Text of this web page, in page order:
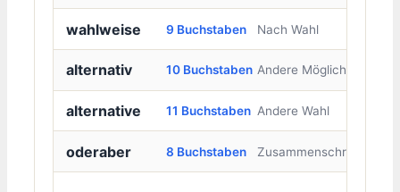
wahlweise 9 Buchstaben Nach Wahl
alternativ 10 Buchstaben Andere Möglichkeit
alternative 11 Buchstaben Andere Wahl
oderaber 8 Buchstaben Zusammenschreibung